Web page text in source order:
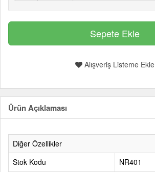
Alışveriş Listeme Ekle
Ürün Açıklaması
Diğer Özellikler
Stok Kodu
NR401